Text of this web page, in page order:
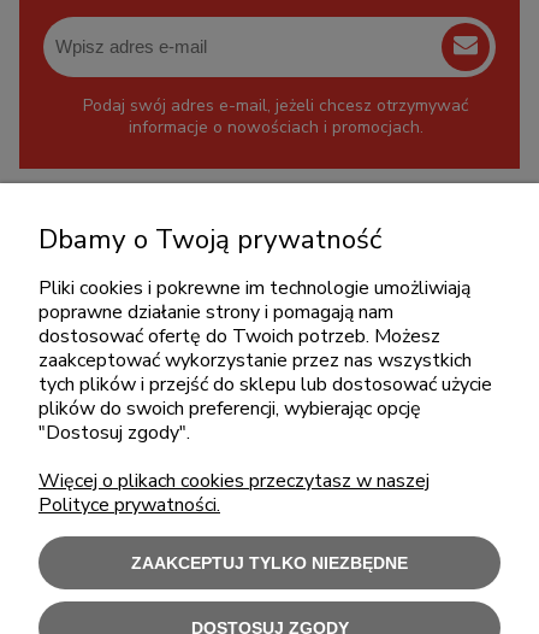
Podaj swój adres e-mail, jeżeli chcesz otrzymywać
informacje o nowościach i promocjach.
+48 717345566
pon.-piąt.: 08:00-16:00
sklep@cebit.pl
ZAKUPY
POMOC
MOJE KONTO
INFORMACJE
Dbamy o Twoją prywatność
Pliki cookies i pokrewne im technologie umożliwiają
poprawne działanie strony i pomagają nam
dostosować ofertę do Twoich potrzeb. Możesz
zaakceptować wykorzystanie przez nas wszystkich
tych plików i przejść do sklepu lub dostosować użycie
plików do swoich preferencji, wybierając opcję
"Dostosuj zgody".
Więcej o plikach cookies przeczytasz w naszej
Polityce prywatności.
ZAAKCEPTUJ TYLKO NIEZBĘDNE
DOSTOSUJ ZGODY